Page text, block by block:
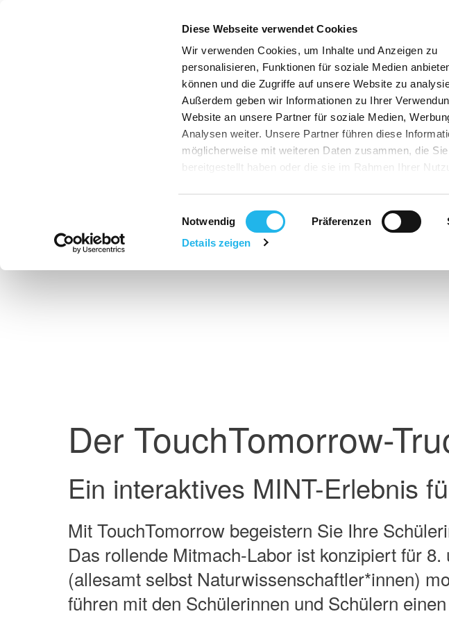
Diese Webseite verwendet Cookies
Wir verwenden Cookies, um Inhalte und Anzeigen zu
personalisieren, Funktionen für soziale Medien
können und die Zugriffe auf unsere Website zu
Außerdem geben wir Informationen zu Ihrer
Website an unsere Partner für soziale Medien,
Analysen weiter. Unsere Partner führen diese
möglicherweise mit weiteren Daten zusammen, die Sie
bereitgestellt haben oder die sie im Rahmen Ihrer
gemäß Art. 49 Abs.1 S.1 lit. a) DS-GVO ein, dass Ihre
die USA übermittelt werden. Gemäß dem Europäischen
Gerichtshof handelt es sich bei den USA um ein Land,
Einwilligungsauswahl
Notwendig Präferenzen
Details zeigen
Der TouchTomorrow-
Ein interaktives MINT-Erlebnis
Mit TouchTomorrow begeistern Sie Ihre
Das rollende Mitmach-Labor ist konzipiert für
(allesamt selbst Naturwissenschaftler*innen)
führen mit den Schülerinnen und Schülern